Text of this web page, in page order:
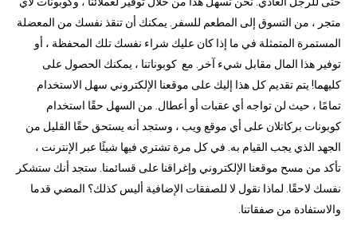
متجر ، من التسوق إلى المطعم للسفر. يمكنك أن تنقذ نفسك من المعضلة
المستمرة المتمثلة في ما إذا كان عليك شراء نفسك تلك المحفظة ، أو
توفير هذا المال مقابل شيء آخر. مع كوبوناتنا ، يمكنك الحصول على
كليهما! يتم تقديم كل هذا إليك على موقعنا الإلكتروني سهل الاستخدام
تمامًا ، حيث لن تواجه أي عقبات أو أعطال. من السهل حقًا استخدام
كوبونات بركاتلان على أي موقع ويب ، وستجد أنه يستحق حقًا القليل من
الجهد الذي يجب القيام به. في كل مرة تشتري فيها شيئًا عبر الإنترنت ،
تأكد من مسح موقعنا الإلكتروني وإغراقنا على قسائمنا. ستجد أنك ستشكر
نفسك لاحقًا. لماذا نقول لا للصفقات الإضافية أليس كذلك؟ المضي قدما
والاستفادة من صفقاتنا.